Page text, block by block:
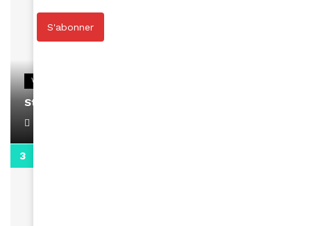
VIDEOS
Stacy passe un message
S'abonner